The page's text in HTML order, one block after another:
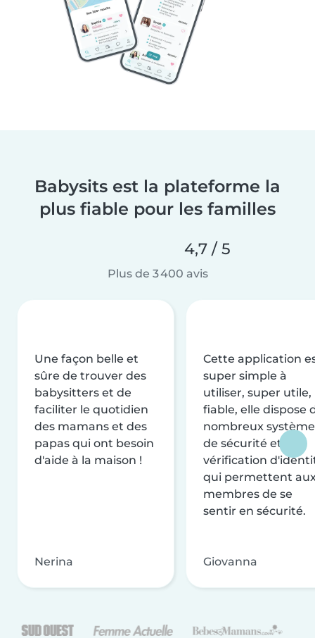
Babysits est la plateforme la
plus fiable pour les familles
4,7 / 5
Plus de 3 400 avis
Une façon belle et
sûre de trouver des
babysitters et de
faciliter le quotidien
des mamans et des
papas qui ont besoin
d'aide à la maison !
Nerina
Cette application
super simple à
utiliser, super utile,
fiable, elle dispose
nombreux
de sécurité et de
vérification
qui permettent
membres de se
sentir en sécurité.
Giovanna